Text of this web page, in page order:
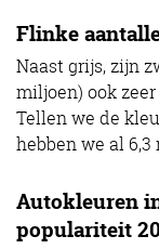
Flinke
Naast grijs, zijn
miljoen) ook
Tellen we de
hebben we al 6,3
Autokleuren
populariteit